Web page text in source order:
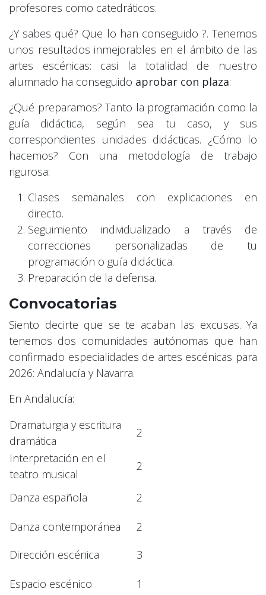
profesores como catedráticos.
¿Y sabes qué? Que lo han conseguido ?. Tenemos
unos resultados inmejorables en el ámbito de las
artes escénicas: casi la totalidad de nuestro
alumnado ha conseguido aprobar con plaza:
¿Qué preparamos? Tanto la programación como la
guía didáctica, según sea tu caso, y sus
correspondientes unidades didácticas. ¿Cómo lo
hacemos? Con una metodología de trabajo
rigurosa:
Clases semanales con explicaciones en
directo.
Seguimiento individualizado a través de
correcciones personalizadas de tu
programación o guía didáctica.
Preparación de la defensa.
Convocatorias
Siento decirte que se te acaban las excusas. Ya
tenemos dos comunidades autónomas que han
confirmado especialidades de artes escénicas para
2026: Andalucía y Navarra.
En Andalucía:
Dramaturgia y escritura
dramática
2
Interpretación en el
teatro musical
2
Danza española 2
Danza contemporánea
2
Dirección escénica
3
Espacio escénico 1